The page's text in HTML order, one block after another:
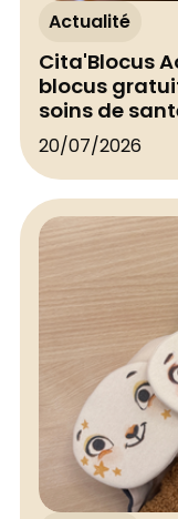
Actualité
Cita'Blocus
blocus
soins de
20/07/2026